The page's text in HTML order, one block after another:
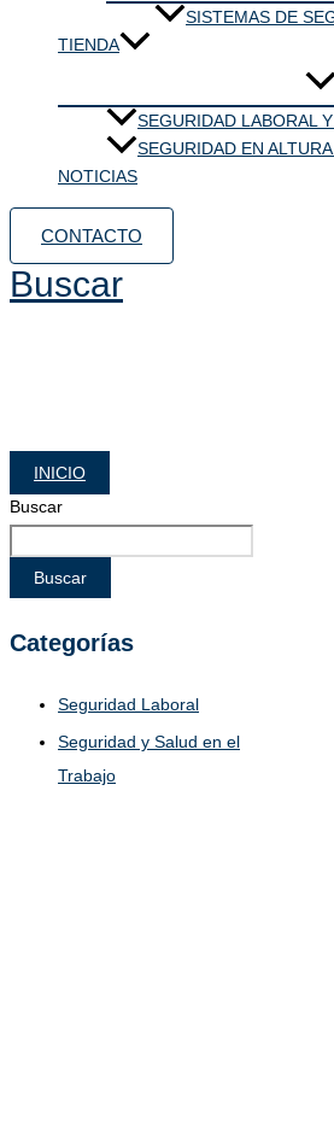
SISTEMAS DE
TIENDA
SEGURIDAD LABORAL
SEGURIDAD EN
NOTICIAS
CONTACTO
Buscar
INICIO
Buscar
Buscar
Categorías
Seguridad Laboral
Seguridad y Salud en el
Trabajo